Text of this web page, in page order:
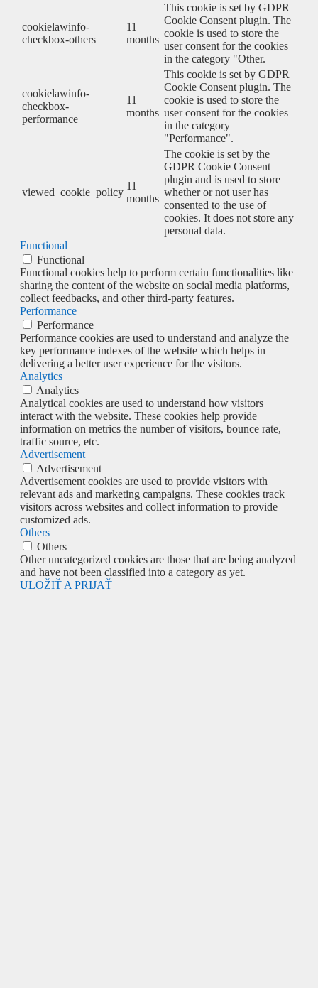
cookielawinfo-
checkbox-others
11
months
This cookie is set by GDPR
Cookie Consent plugin. The
cookie is used to store the
user consent for the cookies
in the category "Other.
cookielawinfo-
checkbox-
performance
11
months
This cookie is set by GDPR
Cookie Consent plugin. The
cookie is used to store the
user consent for the cookies
in the category
"Performance".
viewed_cookie_policy
11
months
The cookie is set by the
GDPR Cookie Consent
plugin and is used to store
whether or not user has
consented to the use of
cookies. It does not store any
personal data.
Functional
Functional
Functional cookies help to perform certain functionalities like
sharing the content of the website on social media platforms,
collect feedbacks, and other third-party features.
Performance
Performance
Performance cookies are used to understand and analyze the
key performance indexes of the website which helps in
delivering a better user experience for the visitors.
Analytics
Analytics
Analytical cookies are used to understand how visitors
interact with the website. These cookies help provide
information on metrics the number of visitors, bounce rate,
traffic source, etc.
Advertisement
Advertisement
Advertisement cookies are used to provide visitors with
relevant ads and marketing campaigns. These cookies track
visitors across websites and collect information to provide
customized ads.
Others
Others
Other uncategorized cookies are those that are being analyzed
and have not been classified into a category as yet.
ULOŽIŤ A PRIJAŤ